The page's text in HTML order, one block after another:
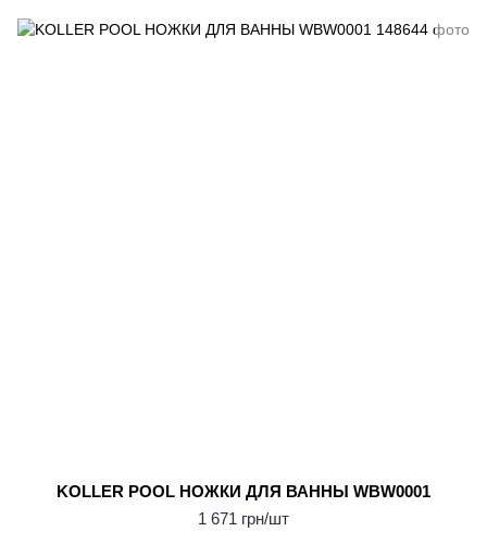
KOLLER POOL НОЖКИ ДЛЯ ВАННЫ WBW0001
1 671 грн/шт